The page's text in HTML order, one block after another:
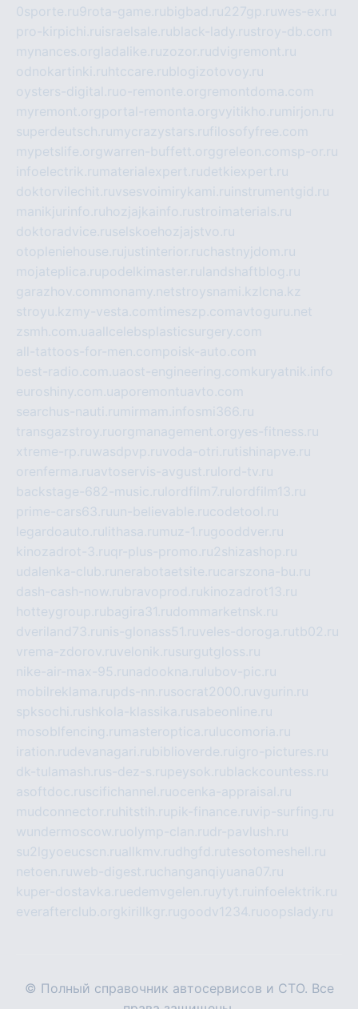
0sporte.ru9rota-game.rubigbad.ru227gp.ruwes-ex.ru
pro-kirpichi.ru israelsale.rublack-lady.rustroy-db.com
mynances.org ladalike.ruzozor.rudvigremont.ru
odnokartinki.ru htccare.rublogizotovoy.ru
oysters-digital.ruo-remonte.org remontdoma.com
myremont.org portal-remonta.orgvyitikho.ru mirjon.ru
superdeutsch.ru mycrazystars.rufilosofyfree.com
mypetslife.orgwarren-buffett.orggreleon.comsp-or.ru
infoelectrik.ru materialexpert.rudetkiexpert.ru
doktorvilechit.ruvsesvoimirykami.ru instrumentgid.ru
manikjurinfo.ru hozjajkainfo.rustroimaterials.ru
doktoradvice.ruselskoehozjajstvo.ru
otopleniehouse.ru justinterior.ruchastnyjdom.ru
mojateplica.rupodelkimaster.ru landshaftblog.ru
garazhov.com monamy.netstroysnami.kz lcna.kz
stroyu.kz my-vesta.com timeszp.comavtoguru.net
zsmh.com.uaallcelebsplasticsurgery.com
all-tattoos-for-men.com poisk-auto.com
best-radio.com.uaost-engineering.com kuryatnik.info
euroshiny.com.ua poremontuavto.com
searchus-nauti.ru mirmam.infosmi366.ru
transgazstroy.ruorgmanagement.orgyes-fitness.ru
xtreme-rp.ruwasdpvp.ruvoda-otri.rutishinapve.ru
orenferma.ruavtoservis-avgust.ru lord-tv.ru
backstage-682-music.ru lordfilm7.ru lordfilm13.ru
prime-cars63.ruun-believable.rucodetool.ru
legardoauto.ru lithasa.ru muz-1.rugooddver.ru
kinozadrot-3.ruqr-plus-promo.ru2shizashop.ru
udalenka-club.ru nerabotaetsite.rucarszona-bu.ru
dash-cash-now.rubravoprod.rukinozadrot13.ru
hotteygroup.rubagira31.rudommarketnsk.ru
dveriland73.ru nis-glonass51.ruveles-doroga.rutb02.ru
vrema-zdorov.ruvelonik.rusurgutgloss.ru
nike-air-max-95.ru nadookna.ru lubov-pic.ru
mobilreklama.rupds-nn.rusocrat2000.ruvgurin.ru
spksochi.rushkola-klassika.rusabeonline.ru
mosoblfencing.ru masteroptica.ru lucomoria.ru
iration.rudevanagari.rubiblioverde.ru igro-pictures.ru
dk-tulamash.rus-dez-s.rupeysok.rublackcountess.ru
asoftdoc.ruscifichannel.ruocenka-appraisal.ru
mudconnector.ru hitstih.rupik-finance.ruvip-surfing.ru
wundermoscow.ruolymp-clan.rudr-pavlush.ru
su2lgyoeucscn.ruallkmv.rudhgfd.rutesotomeshell.ru
netoen.ruweb-digest.ruchanganqiyuana07.ru
kuper-dostavka.ruedemvgelen.ruytyt.ru infoelektrik.ru
everafterclub.org kirillkgr.rugoodv1234.ruoopslady.ru
© Полный справочник автосервисов и СТО. Все